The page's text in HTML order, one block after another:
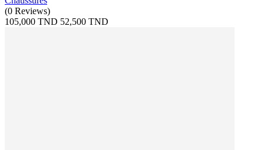
(0 Reviews)
105,000 TND 52,500 TND